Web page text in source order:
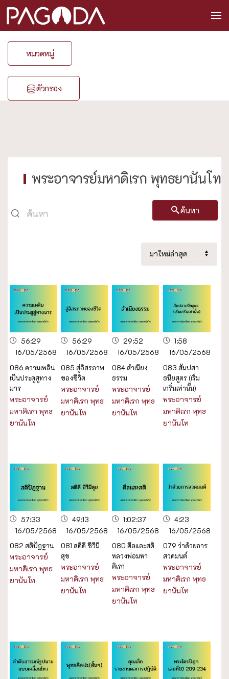
หมวดหมู่
ตัวกรอง
พระอาจารย์มหาดิเรก พุทธยานันโท
ค้นหา
56:29
16/05/2568
086 ความเพลิน
เป็นประตูสูทาง
มาร
พระอาจารย์
มหาดิเรก พุทธ
ยานันโท
56:29
16/05/2568
085 สู่อิสรภาพ
ของชีวิต
พระอาจารย์
มหาดิเรก พุทธ
ยานันโท
29:52
16/05/2568
084 สำเนียง
ธรรม
พระอาจารย์
มหาดิเรก พุทธ
ยานันโท
1:58
16/05/2568
083 สัมปสา
ธนียสูตร (เริ่ม
เกริ่นเท่านั้น)
พระอาจารย์
มหาดิเรก พุทธ
ยานันโท
57:33
16/05/2568
082 สติปัฏฐาน
พระอาจารย์
มหาดิเรก พุทธ
ยานันโท
49:13
16/05/2568
081 สติดี ชีวีมี
สุข
พระอาจารย์
มหาดิเรก พุทธ
ยานันโท
1:02:37
16/05/2568
080 ศีลและสติ
หลวงพ่อมหา
ดิเรก
พระอาจารย์
มหาดิเรก พุทธ
ยานันโท
4:23
16/05/2568
079 ว่าด้วยการ
สวดมนต์
พระอาจารย์
มหาดิเรก พุทธ
ยานันโท